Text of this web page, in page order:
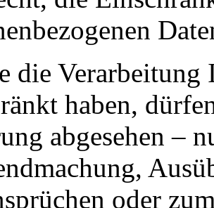
die Verarbeitung
haben,
abgesehen
oder